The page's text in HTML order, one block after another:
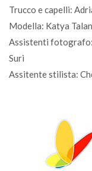
Trucco e capelli:
Modella: Katya
Assistenti
Suri
Assitente stilista: